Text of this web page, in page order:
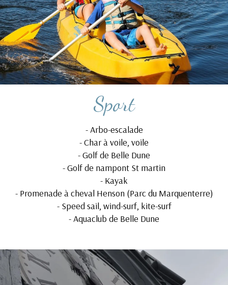
Sport
-Arbo-escalade
-Char à voile, voile
-Golf de Belle Dune
-Golf de nampont St martin
- Kayak
- Promenade à cheval Henson (Parc du Marquenterre)
- Speed sail, wind-surf, kite-surf
-Aquaclub de Belle Dune